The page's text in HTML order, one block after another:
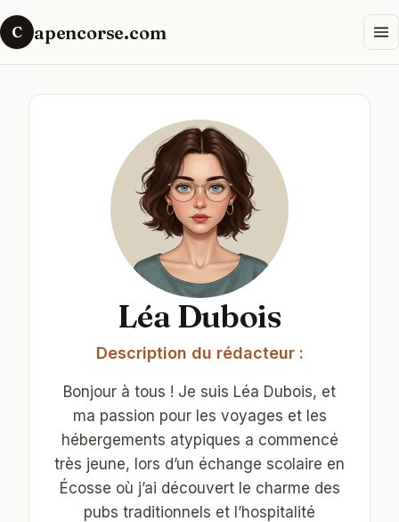
C apencorse.com
Léa Dubois
Description du rédacteur :
Bonjour à tous ! Je suis Léa Dubois, et
ma passion pour les voyages et les
hébergements atypiques a commencé
très jeune, lors d’un échange scolaire en
Écosse où j’ai découvert le charme des
pubs traditionnels et l’hospitalité